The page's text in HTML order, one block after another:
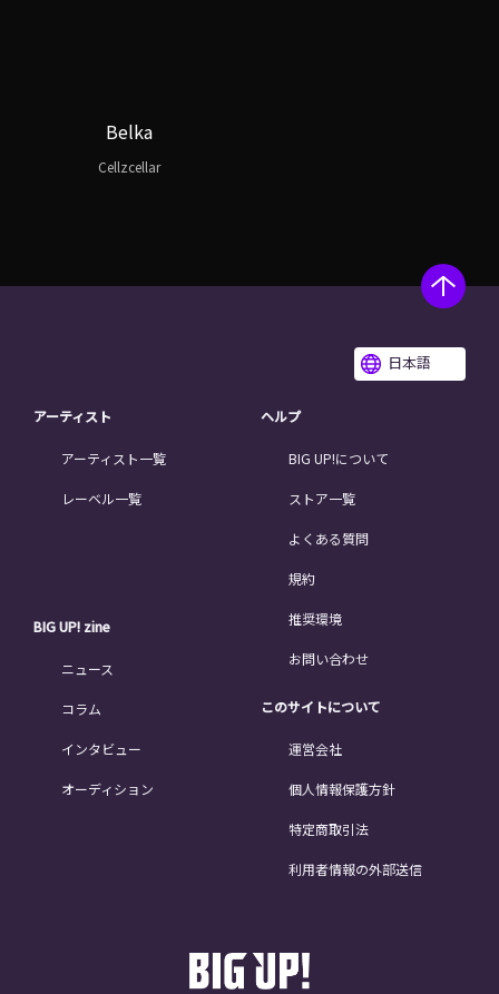
Belka
Cellzcellar
日本語
アーティスト
アーティスト一覧
レーベル一覧
BIG UP! zine
ニュース
コラム
インタビュー
オーディション
ヘルプ
BIG UP!について
ストア一覧
よくある質問
規約
推奨環境
お問い合わせ
このサイトについて
運営会社
個人情報保護方針
特定商取引法
利用者情報の外部送信